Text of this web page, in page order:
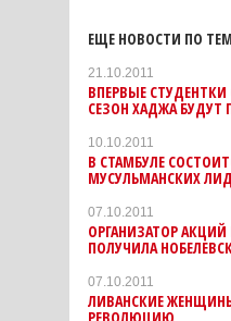
ЕЩЕ НОВОСТИ ПО
21.10.2011
ВПЕРВЫЕ
СЕЗОН ХАДЖА
10.10.2011
В СТАМБУЛЕ
МУСУЛЬМАНСКИХ
07.10.2011
ОРГАНИЗАТОР
ПОЛУЧИЛА
07.10.2011
ЛИВАНСКИЕ